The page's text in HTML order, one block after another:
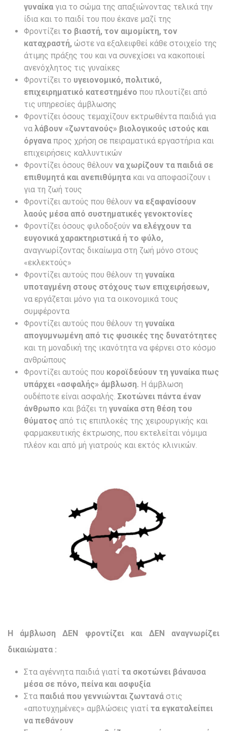
γυναίκα για το σώμα της απαξιώνοντας τελικά την
ίδια και το παιδί του που έκανε μαζί της
Φροντίζει το βιαστή, τον αιμομίκτη, τον
καταχραστή, ώστε να εξαλειφθεί κάθε στοιχείο της
άτιμης πράξης του και να συνεχίσει να κακοποιεί
ανενόχλητος τις γυναίκες
Φροντίζει το υγειονομικό, πολιτικό,
επιχειρηματικό κατεστημένο που πλουτίζει από
τις υπηρεσίες άμβλωσης
Φροντίζει όσους τεμαχίζουν εκτρωθέντα παιδιά για
να λάβουν «ζωντανούς» βιολογικούς ιστούς και
όργανα προς χρήση σε πειραματικά εργαστήρια και
επιχειρήσεις καλλυντικών
Φροντίζει όσους θέλουν να χωρίζουν τα παιδιά σε
επιθυμητά και ανεπιθύμητα και να αποφασίζουν ι
για τη ζωή τους
Φροντίζει αυτούς που θέλουν να εξαφανίσουν
λαούς μέσα από συστηματικές γενοκτονίες
Φροντίζει όσους φιλοδοξούν να ελέγχουν τα
ευγονικά χαρακτηριστικά ή το φύλο,
αναγνωρίζοντας δικαίωμα στη ζωή μόνο στους
«εκλεκτούς»
Φροντίζει αυτούς που θέλουν τη γυναίκα
υποταγμένη στους στόχους των επιχειρήσεων,
να εργάζεται μόνο για τα οικονομικά τους
συμφέροντα
Φροντίζει αυτούς που θέλουν τη γυναίκα
απογυμνωμένη από τις φυσικές της δυνατότητες
και τη μοναδική της ικανότητα να φέρνει στο κόσμο
ανθρώπους
Φροντίζει αυτούς που κοροϊδεύουν τη γυναίκα πως
υπάρχει «ασφαλής» άμβλωση. Η άμβλωση
ουδέποτε είναι ασφαλής. Σκοτώνει πάντα έναν
άνθρωπο και βάζει τη γυναίκα στη θέση του
θύματος από τις επιπλοκές της χειρουργικής και
φαρμακευτικής έκτρωσης, που εκτελείται νόμιμα
πλέον και από μή γιατρούς και εκτός κλινικών.
Η άμβλωση ΔΕΝ φροντίζει και ΔΕΝ αναγνωρίζει
δικαιώματα :
Στα αγέννητα παιδιά γιατί τα σκοτώνει βάναυσα
μέσα σε πόνο, πείνα και ασφυξία
Στα παιδιά που γεννιώνται ζωντανά στις
«αποτυχημένες» αμβλώσεις γιατί τα εγκαταλείπει
να πεθάνουν